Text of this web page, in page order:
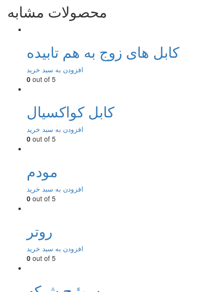
محصولات مشابه
کابل های زوج به هم تابیده
افزودن به سبد خرید
0 out of 5
کابل کواکسیال
افزودن به سبد خرید
0 out of 5
مودم
افزودن به سبد خرید
0 out of 5
روتر
افزودن به سبد خرید
0 out of 5